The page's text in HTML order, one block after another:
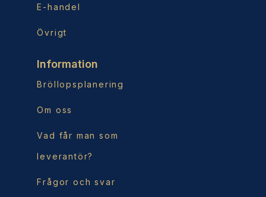
E-handel
Övrigt
Information
Bröllopsplanering
Om oss
Vad får man som
leverantör?
Frågor och svar